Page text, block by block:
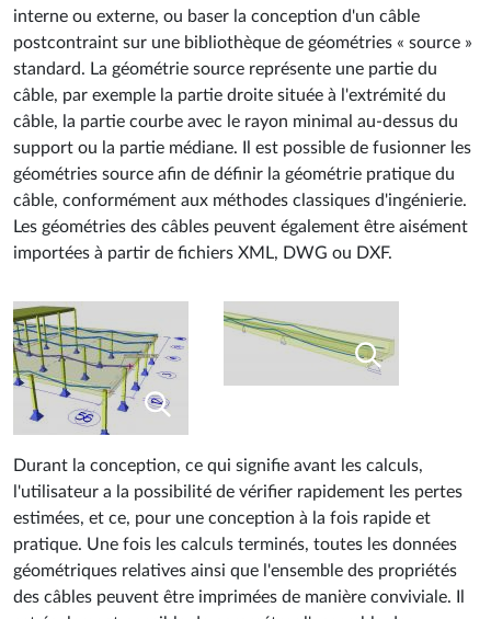
interne ou externe, ou baser la conception d'un câble
postcontraint sur une bibliothèque de géométries « source »
standard. La géométrie source représente une partie du
câble, par exemple la partie droite située à l'extrémité du
câble, la partie courbe avec le rayon minimal au-dessus du
support ou la partie médiane. Il est possible de fusionner les
géométries source afin de définir la géométrie pratique du
câble, conformément aux méthodes classiques d'ingénierie.
Les géométries des câbles peuvent également être aisément
importées à partir de fichiers XML, DWG ou DXF.
Durant la conception, ce qui signifie avant les calculs,
l'utilisateur a la possibilité de vérifier rapidement les pertes
estimées, et ce, pour une conception à la fois rapide et
pratique. Une fois les calculs terminés, toutes les données
géométriques relatives ainsi que l'ensemble des propriétés
des câbles peuvent être imprimées de manière conviviale. Il